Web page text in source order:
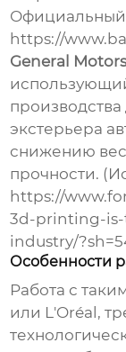
Официальный
https://
General
экстерьера
снижению
прочности.
https://
3d-printing-
industry/
Особенности
Работа с
или L'Oréal,